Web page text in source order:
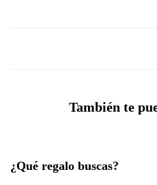
También te
¿Qué regalo buscas?